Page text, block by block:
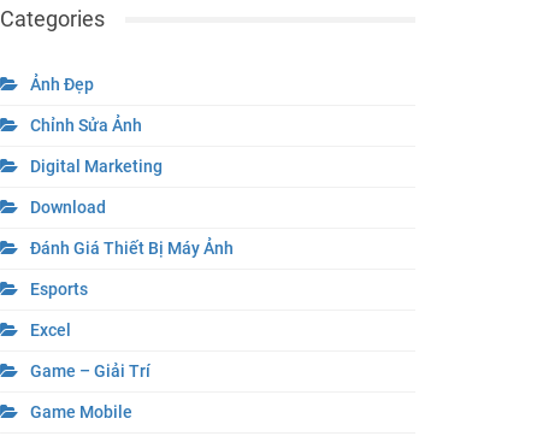
Categories
Ảnh Đẹp
Chỉnh Sửa Ảnh
Digital Marketing
Download
Đánh Giá Thiết Bị Máy Ảnh
Esports
Excel
Game – Giải Trí
Game Mobile